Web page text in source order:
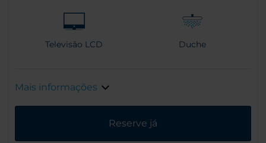
Televisão LCD Duche
Mais informações
Reserve já